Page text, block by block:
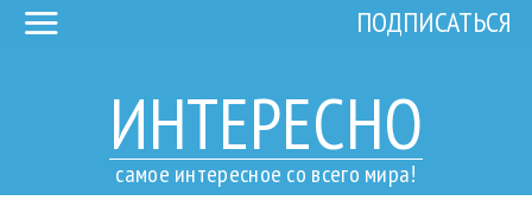
ИНТЕРЕСНО
самое интересное со всего мира!
ПОДПИСАТЬСЯ